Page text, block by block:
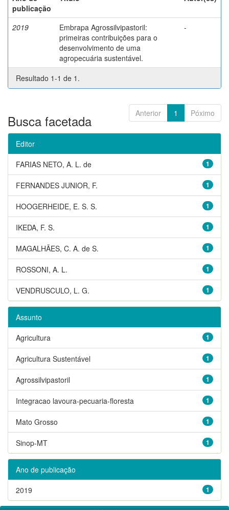
publicação
2019
Embrapa Agrossilvipastoril:
primeiras contribuições para o
desenvolvimento de uma
agropecuária sustentável.
-
Resultado 1-1 de 1.
Anterior 1 Póximo
Busca facetada
Editor
1
FARIAS NETO, A. L. de
1
FERNANDES JUNIOR, F.
1
HOOGERHEIDE, E. S. S.
1
IKEDA, F. S.
1
MAGALHÃES, C. A. de S.
1
ROSSONI, A. L.
1
VENDRUSCULO, L. G.
Assunto
1
Agricultura
1
Agricultura Sustentável
1
Agrossilvipastoril
1
Integracao lavoura-pecuaria-floresta
1
Mato Grosso
1
Sinop-MT
Ano de publicação
1
2019